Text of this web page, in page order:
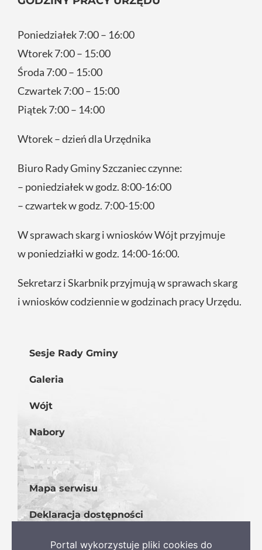
Poniedziałek 7:00 – 16:00
Wtorek 7:00 – 15:00
Środa 7:00 – 15:00
Czwartek 7:00 – 15:00
Piątek 7:00 – 14:00
Wtorek – dzień dla Urzędnika
Biuro Rady Gminy Szczaniec czynne:
– poniedziałek w godz. 8:00-16:00
– czwartek w godz. 7:00-15:00
W sprawach skarg i wniosków Wójt przyjmuje
w poniedziałki w godz. 14:00-16:00.
Sekretarz i Skarbnik przyjmują w sprawach skarg
i wniosków codziennie w godzinach pracy Urzędu.
Sesje Rady Gminy
Galeria
Wójt
Nabory
Mapa serwisu
Deklaracja dostępności
Portal wykorzystuje pliki cookies do